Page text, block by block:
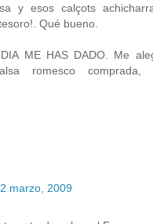
y esos calçots
Qué bueno.
ME HAS DADO. Me
romesco
marzo, 2009